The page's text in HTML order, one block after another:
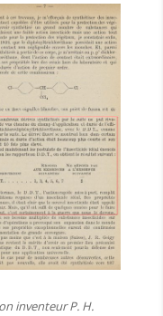
inventeur P. H.